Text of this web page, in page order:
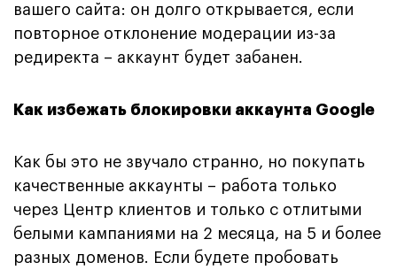
вашего сайта: он долго открывается, если
повторное отклонение модерации из-за
редиректа – аккаунт будет забанен.
Как избежать блокировки аккаунта Google
Как бы это не звучало странно, но покупать
качественные аккаунты – работа только
через Центр клиентов и только с отлитыми
белыми кампаниями на 2 месяца, на 5 и более
разных доменов. Если будете пробовать